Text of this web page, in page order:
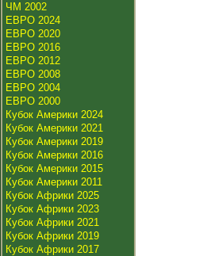
ЧМ 2002
ЕВРО 2024
ЕВРО 2020
ЕВРО 2016
ЕВРО 2012
ЕВРО 2008
ЕВРО 2004
ЕВРО 2000
Кубок Америки 2024
Кубок Америки 2021
Кубок Америки 2019
Кубок Америки 2016
Кубок Америки 2015
Кубок Америки 2011
Кубок Африки 2025
Кубок Африки 2023
Кубок Африки 2021
Кубок Африки 2019
Кубок Африки 2017